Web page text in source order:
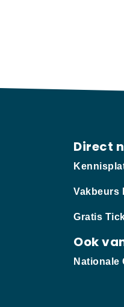
Direct
Vakbeurs
Gratis
Ook
Nationale